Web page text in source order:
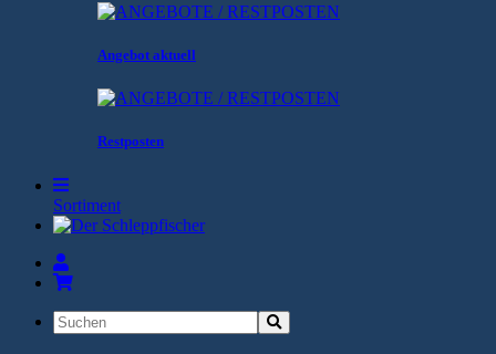
Angebot aktuell
Restposten
Sortiment